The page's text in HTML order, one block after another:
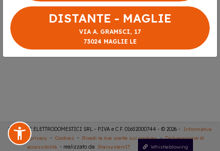
DISTANTE ELETTRODOMESTICI SRL - P.IVA e C.F. 01652000744 - © 2026 - Informativa
sulla privacy - Cookies - Rivedi le tue scelte sui cookies - Dichiarazione di
accessibilità - realizzato da StarsystemIT Whistleblowing
DISTANTE - MAGLIE
VIA A. GRAMSCI, 17
73024 MAGLIE LE